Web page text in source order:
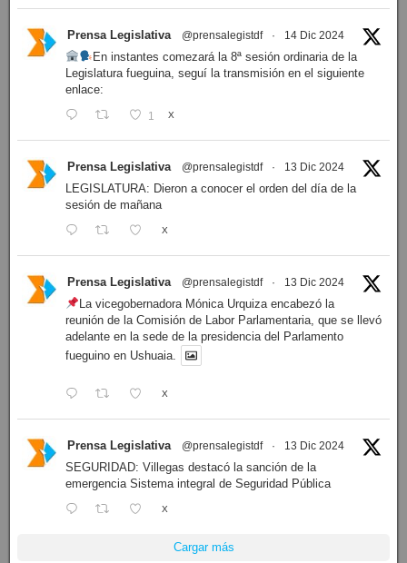
Prensa Legislativa @prensalegistdf · 14 Dic 2024
En instantes comezará la 8ª sesión ordinaria de la
Legislatura fueguina, seguí la transmisión en el siguiente
enlace:
1 X
Prensa Legislativa @prensalegistdf · 13 Dic 2024
LEGISLATURA: Dieron a conocer el orden del día de la
sesión de mañana
X
Prensa Legislativa @prensalegistdf · 13 Dic 2024
La vicegobernadora Mónica Urquiza encabezó la
reunión de la Comisión de Labor Parlamentaria, que se llevó
adelante en la sede de la presidencia del Parlamento
fueguino en Ushuaia.
X
Prensa Legislativa @prensalegistdf · 13 Dic 2024
SEGURIDAD: Villegas destacó la sanción de la
emergencia Sistema integral de Seguridad Pública
X
Cargar más